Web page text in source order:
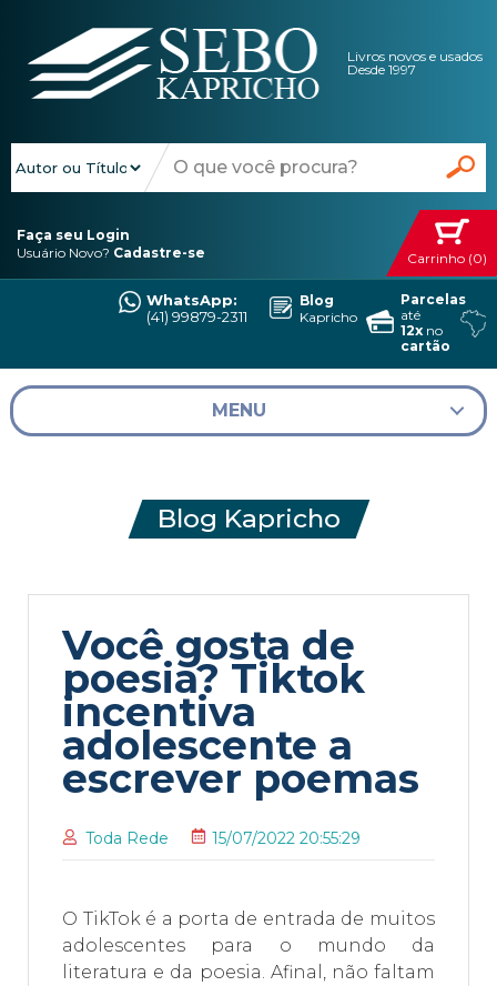
Livros novos e usados
Desde 1997
Faça seu Login
Usuário Novo? Cadastre-se Carrinho (0)
até
no
Entregas
todo o
Brasil
WhatsApp:
(41) 99879-2311
Blog
Kapricho
MENU
Blog Kapricho
Você gosta de
poesia? Tiktok
incentiva
adolescente a
escrever poemas
Toda Rede 15/07/2022 20:55:29
O TikTok é a porta de entrada de muitos
adolescentes para o mundo da
literatura e da poesia. Afinal, não faltam